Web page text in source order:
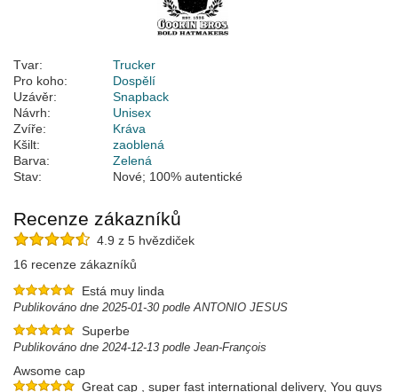
Tvar:
Trucker
Pro koho:
Dospělí
Uzávěr:
Snapback
Návrh:
Unisex
Zvíře:
Kráva
Kšilt:
zaoblená
Barva:
Zelená
Stav:
Nové; 100% autentické
Recenze zákazníků
4.9 z 5 hvězdiček
16 recenze zákazníků
Está muy linda
Publikováno dne 2025-01-30 podle ANTONIO JESUS
Superbe
Publikováno dne 2024-12-13 podle Jean-François
Awsome cap
Great cap , super fast international delivery, You guys